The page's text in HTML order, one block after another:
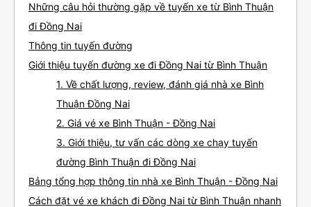
Những câu hỏi thường gặp về tuyến xe từ Bình Thuận
đi Đồng Nai
Thông tin tuyến đường
Giới thiệu tuyến đường xe đi Đồng Nai từ Bình Thuận
1. Về chất lượng, review, đánh giá nhà xe Bình
Thuận Đồng Nai
2. Giá vé xe Bình Thuận - Đồng Nai
3. Giới thiệu, tư vấn các dòng xe chạy tuyến
đường Bình Thuận đi Đồng Nai
Bảng tổng hợp thông tin nhà xe Bình Thuận - Đồng Nai
Cách đặt vé xe khách đi Đồng Nai từ Bình Thuận nhanh